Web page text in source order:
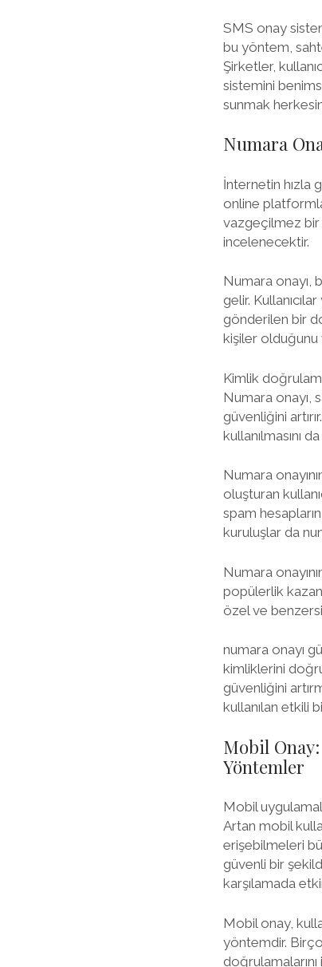
SMS onay
bu yöntem,
Şirketler,
sistemini
sunmak herkesin
Numara
İnternetin hızla
online
vazgeçilmez bir
incelenecektir.
Numara onayı,
gelir.
gönderilen bir
kişiler olduğunu
Kimlik
Numara onayı,
güvenliğini
kullanılmasını
Numara
oluşturan
spam
kuruluşlar da
Numara
popülerlik
özel ve
numara onayı
kimliklerini
güvenliğini
kullanılan etkili
Mobil
Yöntemler
Mobil
Artan mobil
erişebilmeleri
güvenli bir
karşılamada
Mobil onay,
yöntemdir.